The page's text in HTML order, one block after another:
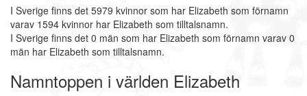
I Sverige finns det 5979 kvinnor som har Elizabeth som förnamn
varav 1594 kvinnor har Elizabeth som tilltalsnamn.
I Sverige finns det 0 män som har Elizabeth som förnamn varav 0
män har Elizabeth som tilltalsnamn.
Namntoppen i världen Elizabeth